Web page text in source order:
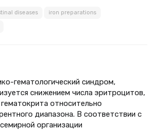
diseases iron preparations
гематологический синдром,
снижением числа эритроцитов,
относительно
диапазона. В соответствии с
организации